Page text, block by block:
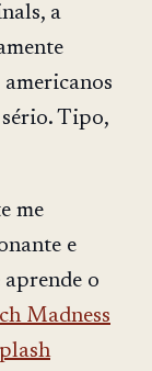
a
Tipo,
me
e
o
Madness